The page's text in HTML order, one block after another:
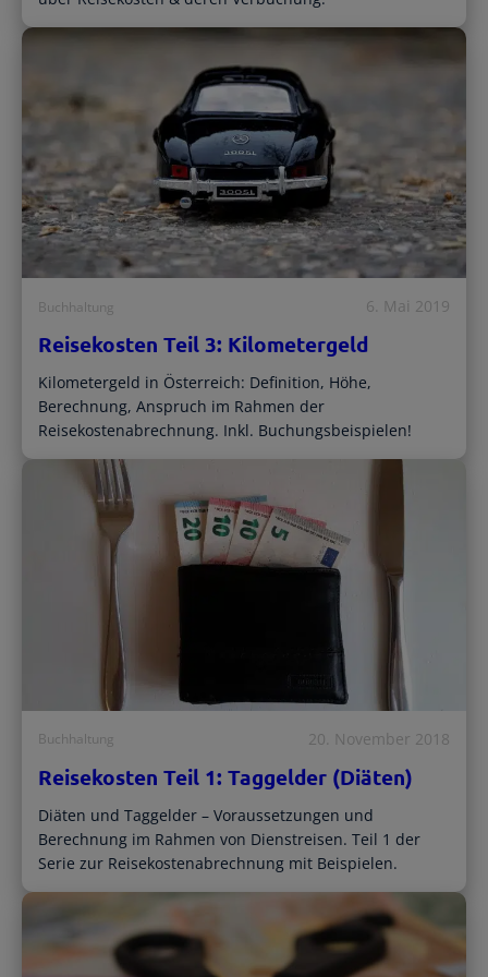
Buchhaltung 6. Mai 2019
Reisekosten Teil 3: Kilometergeld
Kilometergeld in Österreich: Definition, Höhe,
Berechnung, Anspruch im Rahmen der
Reisekostenabrechnung. Inkl. Buchungsbeispielen!
Buchhaltung 20. November 2018
Reisekosten Teil 1: Taggelder (Diäten)
Diäten und Taggelder – Voraussetzungen und
Berechnung im Rahmen von Dienstreisen. Teil 1 der
Serie zur Reisekostenabrechnung mit Beispielen.